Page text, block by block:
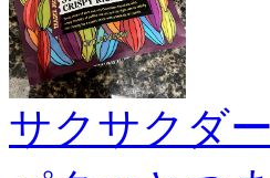
サクサクダ